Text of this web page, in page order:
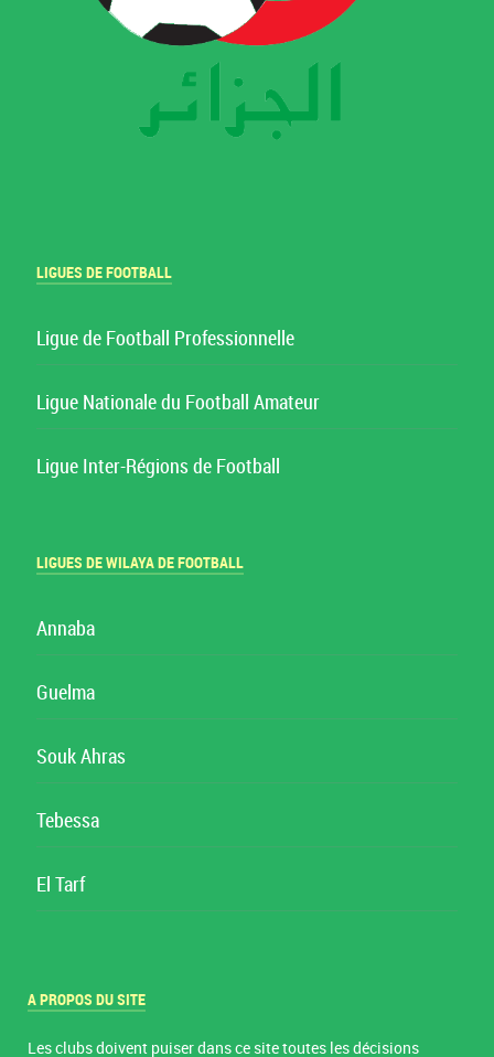
LIGUES DE FOOTBALL
Ligue de Football Professionnelle
Ligue Nationale du Football Amateur
Ligue Inter-Régions de Football
LIGUES DE WILAYA DE FOOTBALL
Annaba
Guelma
Souk Ahras
Tebessa
El Tarf
A PROPOS DU SITE
Les clubs doivent puiser dans ce site toutes les décisions